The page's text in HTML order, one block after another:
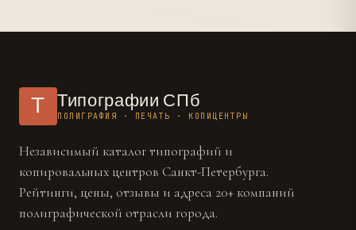
Т Типографии СПб
ПОЛИГРАФИЯ · ПЕЧАТЬ · КОПИЦЕНТРЫ
Независимый каталог типографий и
копировальных центров Санкт-Петербурга.
Рейтинги, цены, отзывы и адреса 20+ компаний
полиграфической отрасли города.